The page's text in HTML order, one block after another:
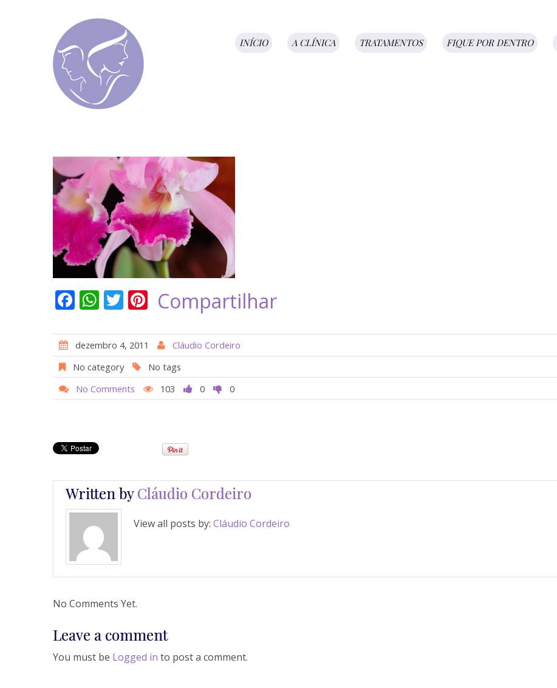
INÍCIO A CLÍNICA TRATAMENTOS FIQUE POR DENTRO
F
e
b
o
o
W
at
s
A
p
T
itt
er
Pi
er
e
st
Compartilhar
dezembro 4, 2011 Cláudio Cordeiro
No category
No tags
No Comments
103 0 0
Written byCláudio Cordeiro
View all posts by: Cláudio Cordeiro
No Comments Yet.
Leave a comment
You must be Logged in to post a comment.